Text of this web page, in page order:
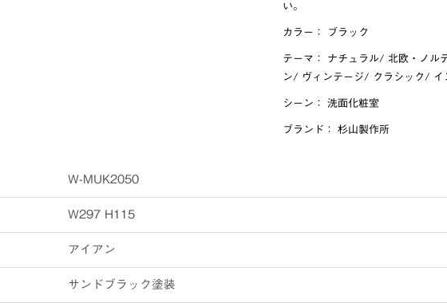
い。
カラー： ブラック
テーマ： ナチュラル/ 北欧・ノル
ン/ ヴィンテージ/ クラシック / イ
シーン： 洗面化粧室
ブランド： 杉山製作所
W-MUK2050
W297 H115
アイアン
サンドブラック塗装